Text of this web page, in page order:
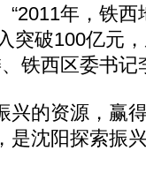
年，铁
突破100亿元
铁西区委书
的资源，赢
是沈阳探索振